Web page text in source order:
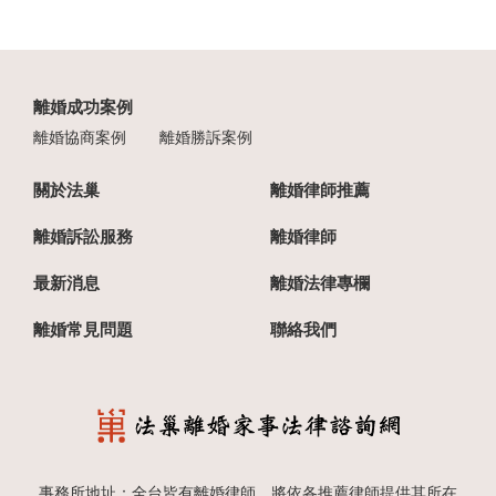
離婚成功案例
離婚協商案例 離婚勝訴案例
關於法巢 離婚律師推薦
離婚訴訟服務 離婚律師
最新消息 離婚法律專欄
離婚常見問題 聯絡我們